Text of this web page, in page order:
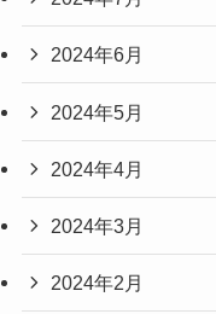
2024年6月
2024年5月
2024年4月
2024年3月
2024年2月